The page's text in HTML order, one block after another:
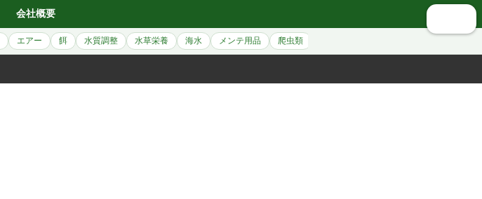
会社概要
エアー 餌 水質調整 水草栄養 海水 メンテ用品 爬虫類